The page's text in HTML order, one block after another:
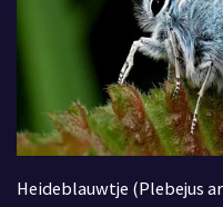
Heideblauwtje (Plebejus